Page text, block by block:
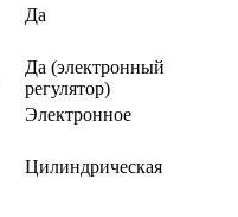
Да
Да (электронный
регулятор)
Электронное
Цилиндрическая